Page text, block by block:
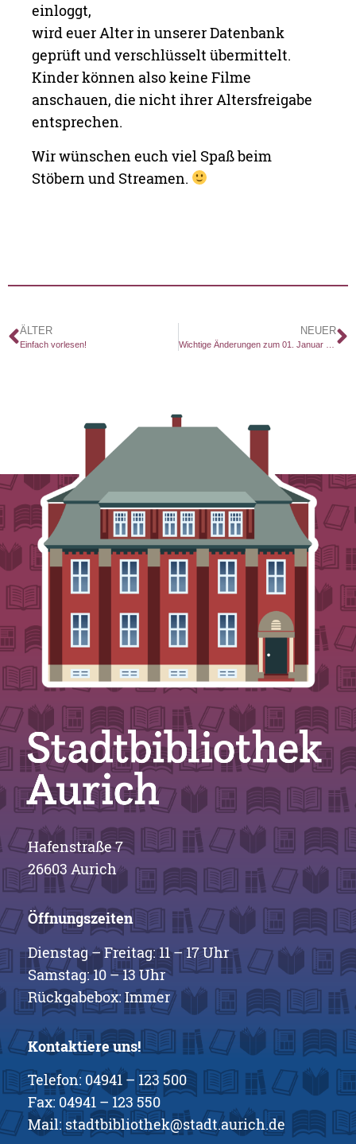
einloggt,
wird euer Alter in unserer Datenbank
geprüft und verschlüsselt übermittelt.
Kinder können also keine Filme
anschauen, die nicht ihrer Altersfreigabe
entsprechen.
Wir wünschen euch viel Spaß beim
Stöbern und Streamen.
ÄLTER
Einfach vorlesen!
NEUER
Hafenstraße 7
26603 Aurich
Öffnungszeiten
Dienstag – Freitag: 11 – 17 Uhr
Samstag: 10 – 13 Uhr
Rückgabebox: Immer
Kontaktiere uns!
Telefon: 04941 – 123 500
Fax: 04941 – 123 550
Mail: stadtbibliothek@stadt.aurich.de